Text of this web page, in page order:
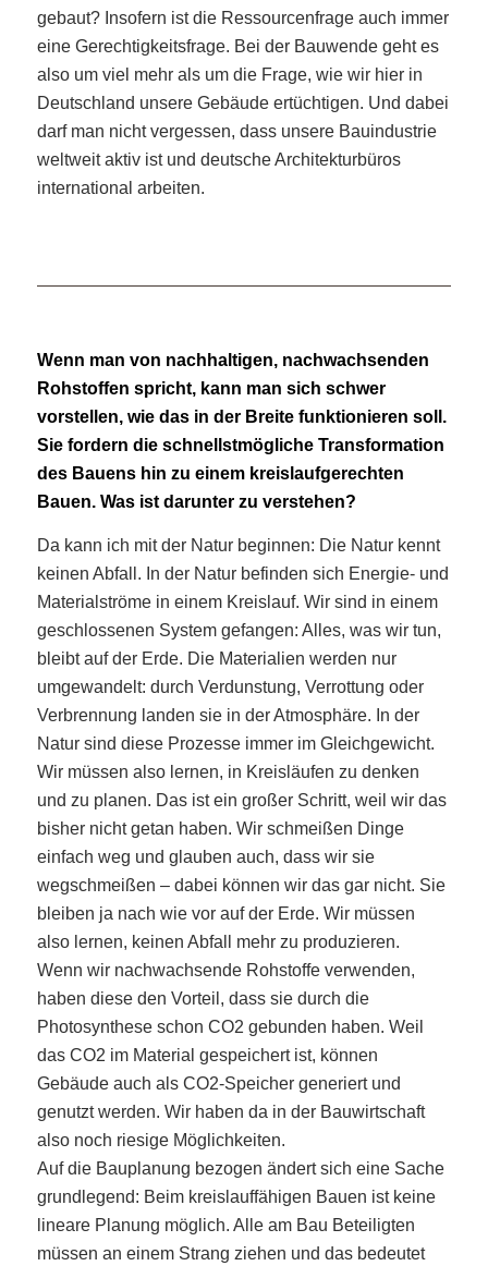
gebaut? Insofern ist die Ressourcenfrage auch immer
eine Gerechtigkeitsfrage. Bei der Bauwende geht es
also um viel mehr als um die Frage, wie wir hier in
Deutschland unsere Gebäude ertüchtigen. Und dabei
darf man nicht vergessen, dass unsere Bauindustrie
weltweit aktiv ist und deutsche Architekturbüros
international arbeiten.
Wenn man von nachhaltigen, nachwachsenden
Rohstoffen spricht, kann man sich schwer
vorstellen, wie das in der Breite funktionieren soll.
Sie fordern die schnellstmögliche Transformation
des Bauens hin zu einem kreislaufgerechten
Bauen. Was ist darunter zu verstehen?
Da kann ich mit der Natur beginnen: Die Natur kennt
keinen Abfall. In der Natur befinden sich Energie- und
Materialströme in einem Kreislauf. Wir sind in einem
geschlossenen System gefangen: Alles, was wir tun,
bleibt auf der Erde. Die Materialien werden nur
umgewandelt: durch Verdunstung, Verrottung oder
Verbrennung landen sie in der Atmosphäre. In der
Natur sind diese Prozesse immer im Gleichgewicht.
Wir müssen also lernen, in Kreisläufen zu denken
und zu planen. Das ist ein großer Schritt, weil wir das
bisher nicht getan haben. Wir schmeißen Dinge
einfach weg und glauben auch, dass wir sie
wegschmeißen – dabei können wir das gar nicht. Sie
bleiben ja nach wie vor auf der Erde. Wir müssen
also lernen, keinen Abfall mehr zu produzieren.
Wenn wir nachwachsende Rohstoffe verwenden,
haben diese den Vorteil, dass sie durch die
Photosynthese schon CO2 gebunden haben. Weil
das CO2 im Material gespeichert ist, können
Gebäude auch als CO2-Speicher generiert und
genutzt werden. Wir haben da in der Bauwirtschaft
also noch riesige Möglichkeiten.
Auf die Bauplanung bezogen ändert sich eine Sache
grundlegend: Beim kreislauffähigen Bauen ist keine
lineare Planung möglich. Alle am Bau Beteiligten
müssen an einem Strang ziehen und das bedeutet